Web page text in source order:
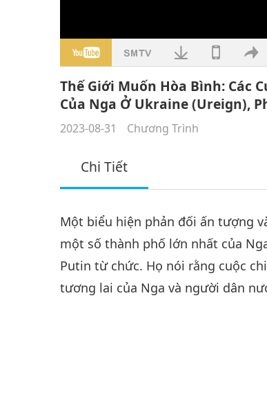
Thế Giới Muốn Hòa Bình: Các
Của Nga Ở Ukraine (Ureign),
2023-08-31 Chương Trình
Chi Tiết
Một biểu hiện phản đối ấn tượng
một số thành phố lớn nhất của
Putin từ chức. Họ nói rằng cuộc
tương lai của Nga và người dân